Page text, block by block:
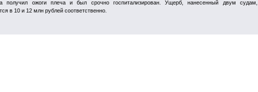
получил ожоги плеча и был срочно госпитализирован. Ущерб, нанесенный двум судам,
в 10 и 12 млн рублей соответственно.